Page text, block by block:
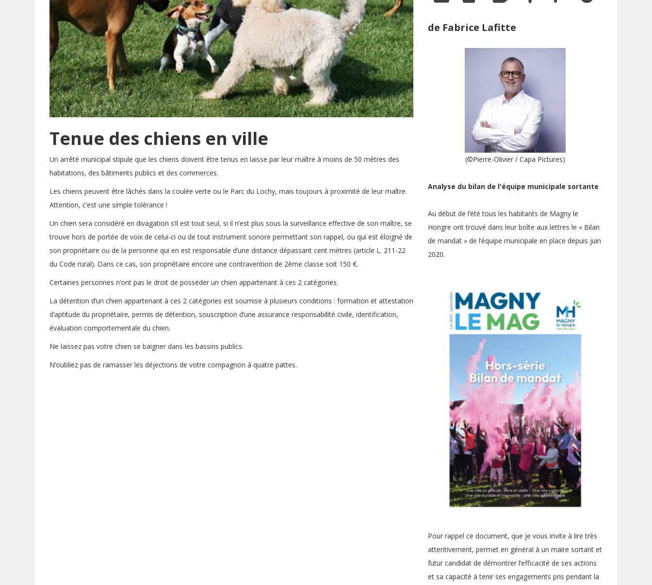
Tenue des chiens en ville
Un arrêté municipal stipule que les chiens doivent être tenus en laisse par leur maître à moins de 50 mètres des
habitations, des bâtiments publics et des commerces.
Les chiens peuvent être lâchés dans la coulée verte ou le Parc du Lochy, mais toujours à proximité de leur maître.
Attention, c’est une simple tolérance !
Un chien sera considéré en divagation s’il est tout seul, si il n’est plus sous la surveillance effective de son maître, se
trouve hors de portée de voix de celui-ci ou de tout instrument sonore permettant son rappel, ou qui est éloigné de
son propriétaire ou de la personne qui en est responsable d’une distance dépassant cent mètres (article L. 211-22
du Code rural). Dans ce cas, son propriétaire encore une contravention de 2ème classe soit 150 €.
Certaines personnes n’ont pas le droit de posséder un chien appartenant à ces 2 catégories.
La détention d’un chien appartenant à ces 2 catégories est soumise à plusieurs conditions : formation et attestation
d’aptitude du propriétaire, permis de détention, souscription d’une assurance responsabilité civile, identification,
évaluation comportementale du chien.
Ne laissez pas votre chien se baigner dans les bassins publics.
N’oubliez pas de ramasser les déjections de votre compagnon à quatre pattes.
de Fabrice Lafitte
(©Pierre-Olivier / Capa Pictures)
Analyse du bilan de l'équipe municipale sortante
Au début de l’été tous les habitants de Magny le
Hongre ont trouvé dans leur boîte aux lettres le « Bilan
de mandat » de l’équipe municipale en place depuis juin
2020.
Pour rappel ce document, que je vous invite à lire très
attentivement, permet en général à un maire sortant et
futur candidat de démontrer l’efficacité de ses actions
et sa capacité à tenir ses engagements pris pendant la